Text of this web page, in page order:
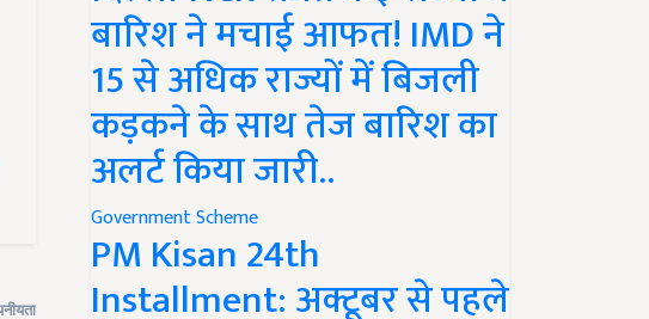
बारिश ने मचाई आफत! IMD ने
15 से अधिक राज्यों में बिजली
कड़कने के साथ तेज बारिश का
अलर्ट किया जारी..
Government Scheme
PM Kisan 24th
Installment: अक्टूबर से पहले